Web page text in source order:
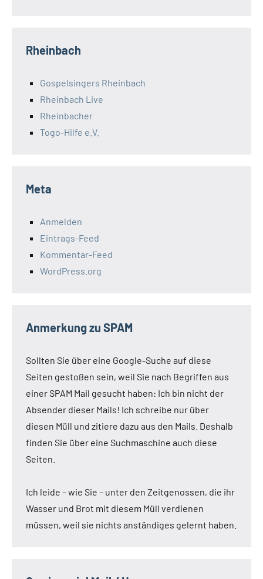
Rheinbach
Gospelsingers Rheinbach
Rheinbach Live
Rheinbacher
Togo-Hilfe e.V.
Meta
Anmelden
Eintrags-Feed
Kommentar-Feed
WordPress.org
Anmerkung zu SPAM
Sollten Sie über eine Google-Suche auf diese
Seiten gestoßen sein, weil Sie nach Begriffen aus
einer SPAM Mail gesucht haben: Ich bin nicht der
Absender dieser Mails! Ich schreibe nur über
diesen Müll und zitiere dazu aus den Mails. Deshalb
finden Sie über eine Suchmaschine auch diese
Seiten.
Ich leide – wie Sie – unter den Zeitgenossen, die ihr
Wasser und Brot mit diesem Müll verdienen
müssen, weil sie nichts anständiges gelernt haben.